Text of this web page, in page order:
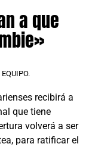
a que
recibirá a
que tiene
volverá a ser
para ratificar el